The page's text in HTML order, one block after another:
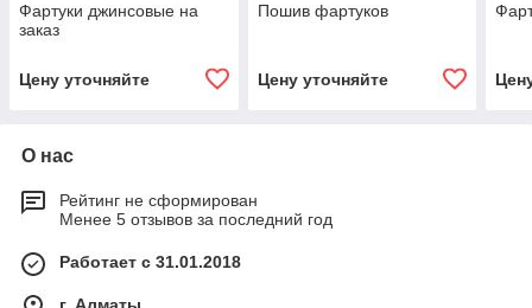
Фартуки джинсовые на
заказ
Цену уточняйте
Пошив фартуков
Цену уточняйте
О нас
Рейтинг не сформирован
Менее 5 отзывов за последний год
Работает с 31.01.2018